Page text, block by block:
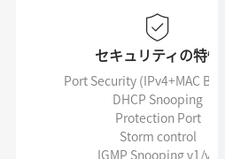
セキュリティの特性
Port Security (IPv4+MAC
DHCP Snooping
Protection Port
Storm control
IGMP Snooping v1/v2